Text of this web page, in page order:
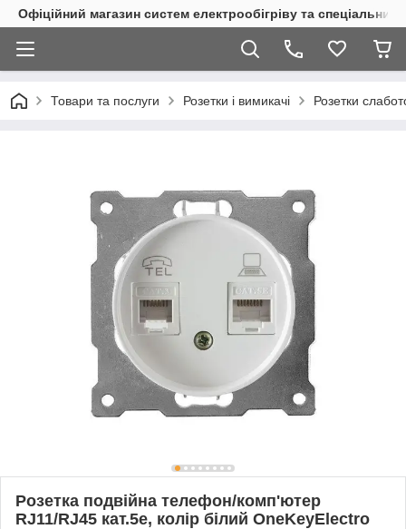
Офіційний магазин систем електрообігріву та спеціальних
Товари та послуги Розетки і вимикачі Розетки
Розетка подвійна телефон/комп'ютер
RJ11/RJ45 кат.5e, колір білий OneKeyElectro